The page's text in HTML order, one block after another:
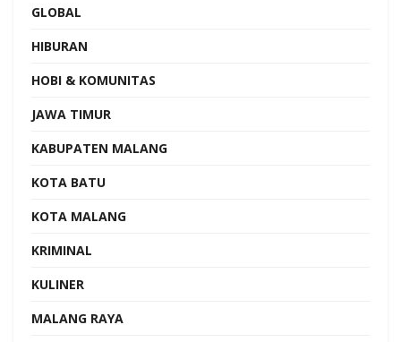
GLOBAL
HIBURAN
HOBI & KOMUNITAS
JAWA TIMUR
KABUPATEN MALANG
KOTA BATU
KOTA MALANG
KRIMINAL
KULINER
MALANG RAYA